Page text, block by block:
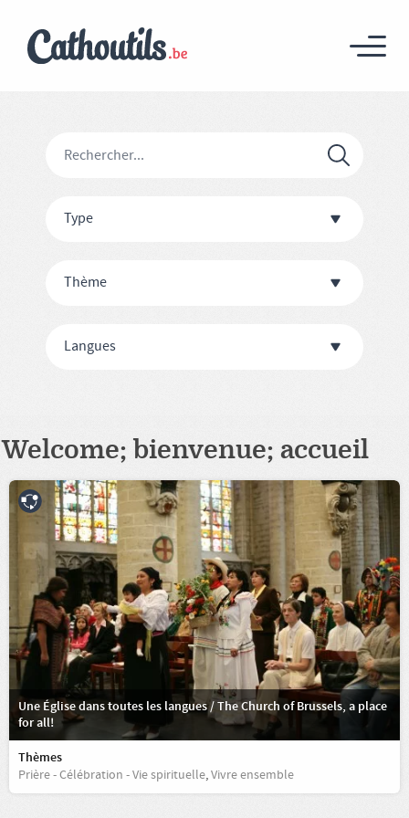
Type
Thème
Langues
Welcome; bienvenue; accueil
Une Église dans toutes les langues / The Church of Brussels, a place
for all!
Thèmes
Prière - Célébration - Vie spirituelle,Vivre ensemble